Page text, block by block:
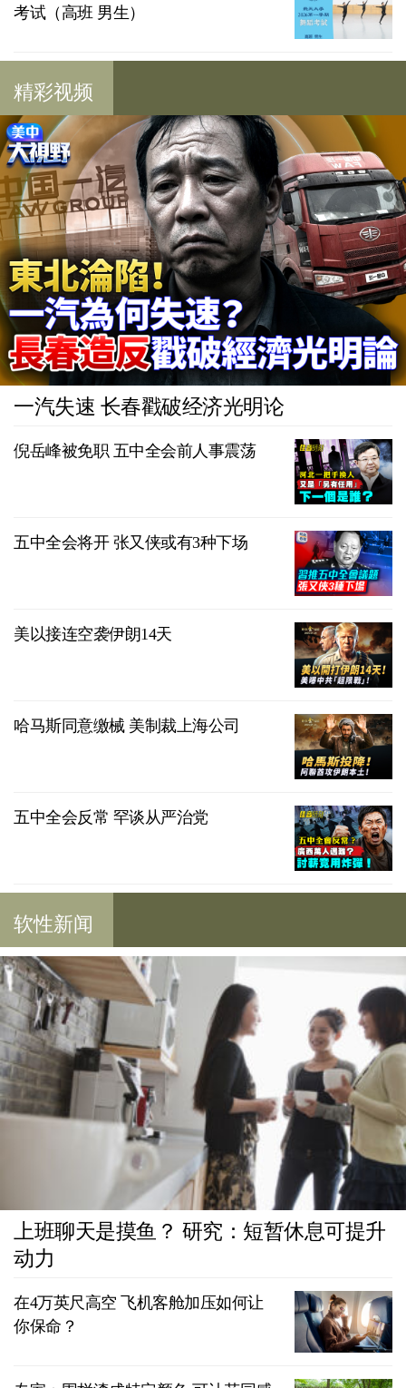
考试（高班 男生）
精彩视频
一汽失速 长春戳破经济光明论
倪岳峰被免职 五中全会前人事震荡
五中全会将开 张又侠或有3种下场
美以接连空袭伊朗14天
哈马斯同意缴械 美制裁上海公司
五中全会反常 罕谈从严治党
软性新闻
上班聊天是摸鱼？ 研究：短暂休息可提升
动力
在4万英尺高空 飞机客舱加压如何让
你保命？